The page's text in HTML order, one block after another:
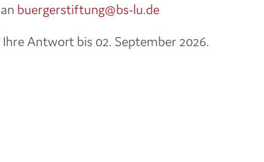
buergerstiftung@bs-lu.de
Antwort bis 02. September 2026.